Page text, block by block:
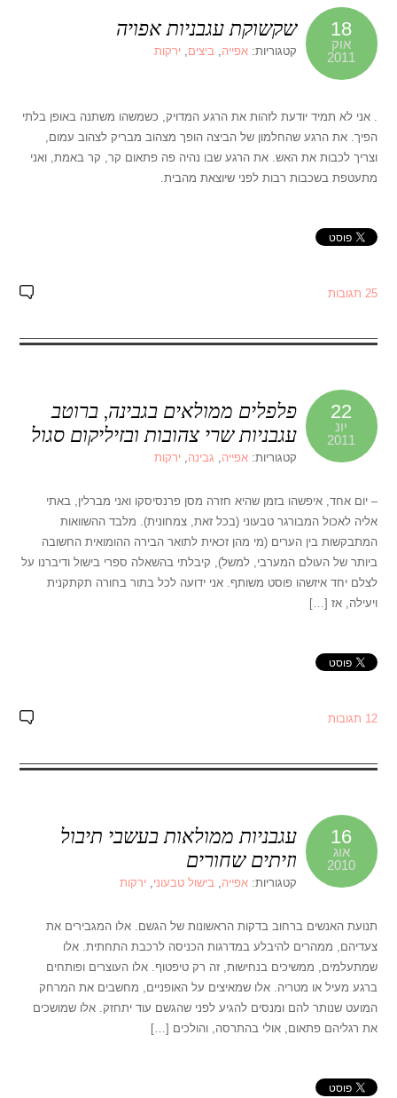
18
אוק
2011
שקשוקת עגבניות אפויה
קטגוריות:אפייה,ביצים,ירקות
. אני לא תמיד יודעת לזהות את הרגע המדויק, כשמשהו משתנה באופן בלתי
הפיך. את הרגע שהחלמון של הביצה הופך מצהוב מבריק לצהוב עמום,
וצריך לכבות את האש. את הרגע שבו נהיה פה פתאום קר, קר באמת, ואני
מתעטפת בשכבות רבות לפני שיוצאת מהבית.
25 תגובות
22
יונ
2011
פלפלים ממולאים בגבינה, ברוטב
עגבניות שרי צהובות ובזיליקום סגול
קטגוריות:אפייה, גבינה,ירקות
– יום אחד, איפשהו בזמן שהיא חזרה מסן פרנסיסקו ואני מברלין, באתי
אליה לאכול המבורגר טבעוני (בכל זאת, צמחונית). מלבד ההשוואות
המתבקשות בין הערים (מי מהן זכאית לתואר הבירה ההומואית החשובה
ביותר של העולם המערבי, למשל), קיבלתי בהשאלה ספרי בישול ודיברנו על
לצלם יחד איזשהו פוסט משותף. אני ידועה לכל בתור בחורה תקתקנית
ויעילה, אז […]
12 תגובות
16
אוג
2010
עגבניות ממולאות בעשבי תיבול
וזיתים שחורים
קטגוריות:אפייה,בישול טבעוני,ירקות
תנועת האנשים ברחוב בדקות הראשונות של הגשם. אלו המגבירים את
צעדיהם, ממהרים להיבלע במדרגות הכניסה לרכבת התחתית. אלו
שמתעלמים, ממשיכים בנחישות, זה רק טיפטוף. אלו העוצרים ופותחים
ברגע מעיל או מטריה. אלו שמאיצים על האופניים, מחשבים את המרחק
המועט שנותר להם ומנסים להגיע לפני שהגשם עוד יתחזק. אלו שמושכים
את רגליהם פתאום, אולי בהתרסה, והולכים […]